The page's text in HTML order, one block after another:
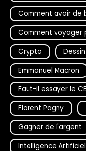
Comment avoir de
Comment voyager
Crypto
Emmanuel Macron
Faut-il essayer le
Florent Pagny
Gagner de l'argent
Intelligence